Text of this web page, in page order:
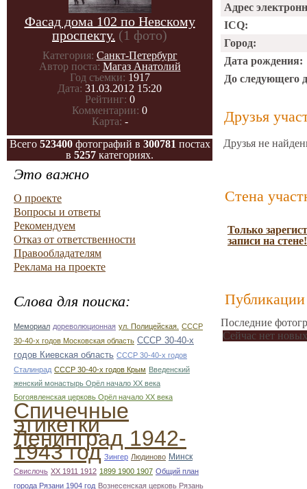
Фасад дома 102 по Невскому
проспекту. (1 фото)
Категория: Санкт-Петербург
Автор поста: Магаз Анатолий
Год съемки: 1917
Дата: 31.03.2012 15:20
Рейтинг: 0
Комментарии: 0
Карта: -
Всего 523400фотографий в 300781 постах
в 5257 категориях.
Это важно
О проекте
Вопросы и ответы
Рекомендуем
Отказ от ответственности
Правообладателям
Реклама на проекте
Слова для поиска:
Мемориал дореволюционная ул. Полицейская. СССР
30-40-х годов Московская область СССР 30-40-х
годов Киевская область СССР 30-40-х годов
Сталинрад СССР 30-40-х годов Крым Введенский
женский монастырь Орёл начало ХХ века
Богоявленская церковь Орёл начало ХХ века
Спичечные
этикетки
Ленинград 1942-
1943 год Зингер Людиново Минск
Свислочь XX 1911 1912 1899 1900 1907 Общий план
города Рязани 1904 год Вознесенская церковь Рязань
Адрес
ICQ:
Город:
Дата рождения:
До следующего
Друзья
Друзья не
Стена
Только
записи на стене!
Публикации
Последние
Сейчас нет